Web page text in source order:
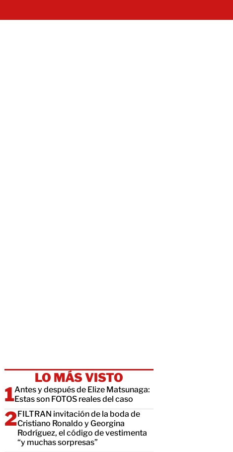
LO MÁS VISTO
Antes y después de Elize Matsunaga:
Estas son FOTOS reales del caso
FILTRAN invitación de la boda de
Cristiano Ronaldo y Georgina
Rodríguez, el código de vestimenta
“y muchas sorpresas”